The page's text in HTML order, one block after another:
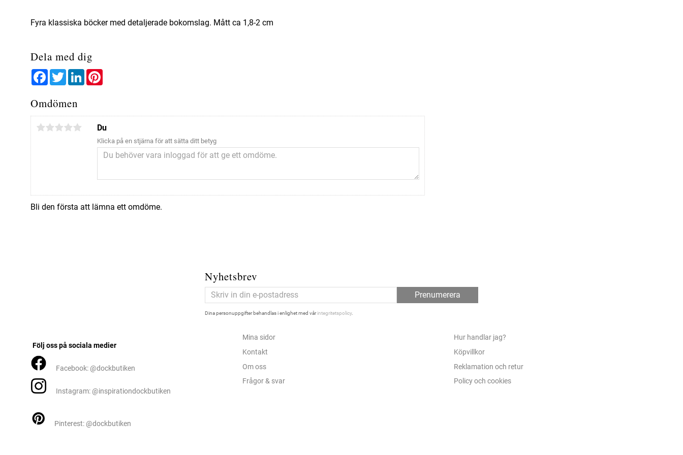
Fyra klassiska böcker med detaljerade bokomslag. Mått ca 1,8-2 cm
Dela med dig
FacebookTwitterLinkedIn
Omdömen
Du
Klicka på en stjärna för att sätta ditt betyg
Bli den första att lämna ett omdöme.
Nyhetsbrev
Prenumerera
Dina personuppgifter behandlas i enlighet med vårintegritetspolicy.
Följ oss på sociala medier
Facebook: @dockbutiken
Instagram: @inspirationdockbutiken
Pinterest: @dockbutiken
Mina sidor
Kontakt
Om oss
Frågor & svar
Hur handlar jag?
Köpvillkor
Reklamation och retur
Policy och cookies